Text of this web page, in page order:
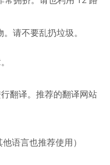
请不要乱扔垃圾。
翻译。推荐的翻译网站
他语言也推荐使用）